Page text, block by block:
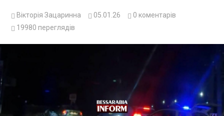
Вікторія Зацаринна 05.01.26 0 коментарів
19980 переглядів